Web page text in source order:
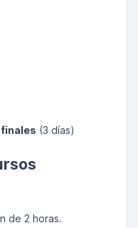
(3 días)
de 2 horas.